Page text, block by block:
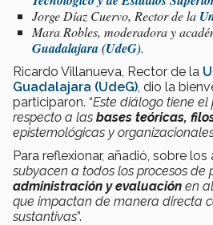
Jorge Díaz Cuervo, Rector de la
Mara Robles, moderadora y
Guadalajara (UdeG).
Ricardo Villanueva, Rector de la
Guadalajara (UdeG) , dio la
participaron. “Este diálogo tiene
respecto a las bases teóricas,
epistemológicas y
Para reflexionar, añadió, sobre
subyacen a todos los procesos de
administración y evaluación en
que impactan de manera directa
sustantivas”.